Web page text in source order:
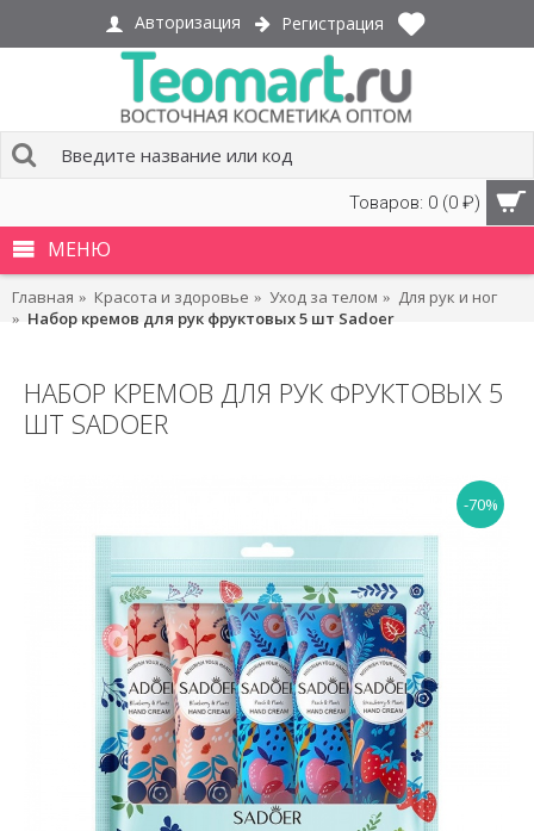
Авторизация Регистрация
Товаров: 0 (0 ₽)
МЕНЮ
Главная Красота и здоровье Уход за телом
Для рук и ног
Набор кремов для рук фруктовых 5 шт Sadoer
НАБОР КРЕМОВ ДЛЯ РУК ФРУКТОВЫХ 5
ШТ SADOER
-70%